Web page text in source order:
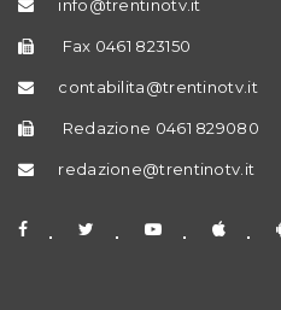
info@trentinotv.it
Fax 0461 823150
contabilita@trentinotv.it
Redazione 0461 829080
redazione@trentinotv.it